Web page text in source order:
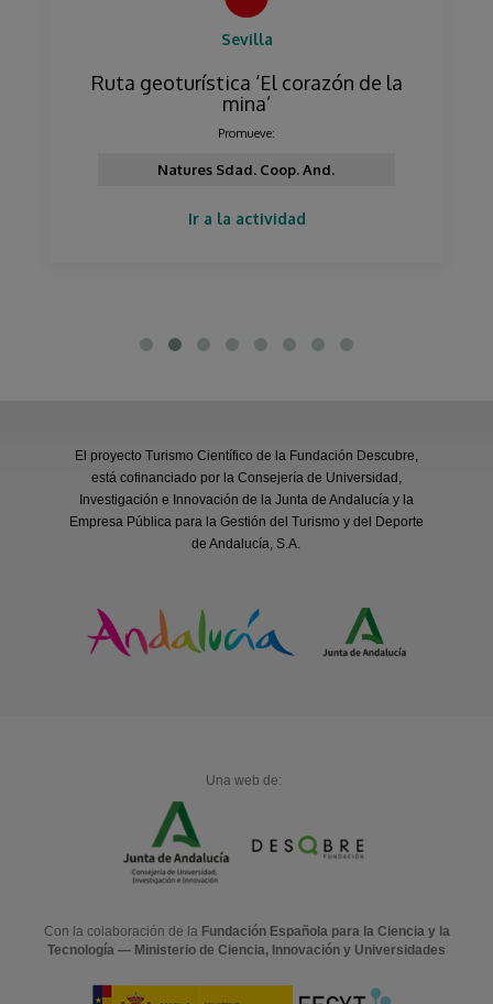
Sevilla
Ruta geoturística ‘El corazón de la
mina’
Promueve:
Natures Sdad. Coop. And.
Ir a la actividad
El proyecto Turismo Científico de la Fundación Descubre,
está cofinanciado por la Consejería de Universidad,
Investigación e Innovación de la Junta de Andalucía y la
Empresa Pública para la Gestión del Turismo y del Deporte
de Andalucía, S.A.
Una web de:
Con la colaboración de la Fundación Española para la Ciencia y la
Tecnología — Ministerio de Ciencia, Innovación y Universidades